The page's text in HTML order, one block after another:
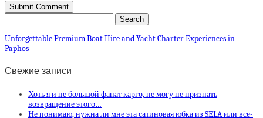
Unforgettable Premium Boat Hire and Yacht Charter Experiences in
Paphos
Свежие записи
Хоть я и не большой фанат карго, не могу не признать
возвращение этого…
Не понимаю, нужна ли мне эта сатиновая юбка из SELA или все-